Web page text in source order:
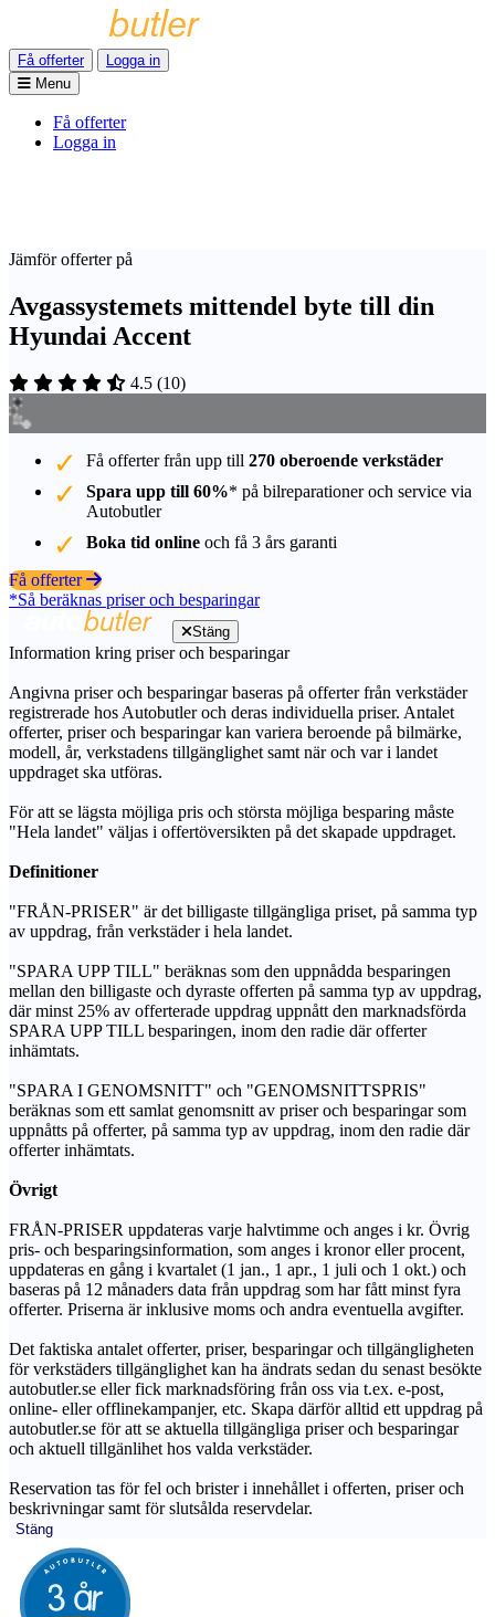
Få offerter
Logga in
Menu
Få offerter
Logga in
Jämför offerter på
Avgassystemets mittendel byte till din
Hyundai Accent
4.5 (10)
Få offerter från upp till 270 oberoende verkstäder
Spara upp till 60%* på bilreparationer och service via
Autobutler
Boka tid online och få 3 års garanti
Få offerter
*Så beräknas priser och besparingar
Stäng
Information kring priser och besparingar
Angivna priser och besparingar baseras på offerter från verkstäder
registrerade hos Autobutler och deras individuella priser. Antalet
offerter, priser och besparingar kan variera beroende på bilmärke,
modell, år, verkstadens tillgänglighet samt när och var i landet
uppdraget ska utföras.
För att se lägsta möjliga pris och största möjliga besparing måste
"Hela landet" väljas i offertöversikten på det skapade uppdraget.
Definitioner
"FRÅN-PRISER" är det billigaste tillgängliga priset, på samma typ
av uppdrag, från verkstäder i hela landet.
"SPARA UPP TILL" beräknas som den uppnådda besparingen
mellan den billigaste och dyraste offerten på samma typ av uppdrag,
där minst 25% av offerterade uppdrag uppnått den marknadsförda
SPARA UPP TILL besparingen, inom den radie där offerter
inhämtats.
"SPARA I GENOMSNITT" och "GENOMSNITTSPRIS"
beräknas som ett samlat genomsnitt av priser och besparingar som
uppnåtts på offerter, på samma typ av uppdrag, inom den radie där
offerter inhämtats.
Övrigt
FRÅN-PRISER uppdateras varje halvtimme och anges i kr. Övrig
pris- och besparingsinformation, som anges i kronor eller procent,
uppdateras en gång i kvartalet (1 jan., 1 apr., 1 juli och 1 okt.) och
baseras på 12 månaders data från uppdrag som har fått minst fyra
offerter. Priserna är inklusive moms och andra eventuella avgifter.
Det faktiska antalet offerter, priser, besparingar och tillgängligheten
för verkstäders tillgänglighet kan ha ändrats sedan du senast besökte
autobutler.se eller fick marknadsföring från oss via t.ex. e-post,
online- eller offlinekampanjer, etc. Skapa därför alltid ett uppdrag på
autobutler.se för att se aktuella tillgängliga priser och besparingar
och aktuell tillgänlihet hos valda verkstäder.
Reservation tas för fel och brister i innehållet i offerten, priser och
beskrivningar samt för slutsålda reservdelar.
Stäng